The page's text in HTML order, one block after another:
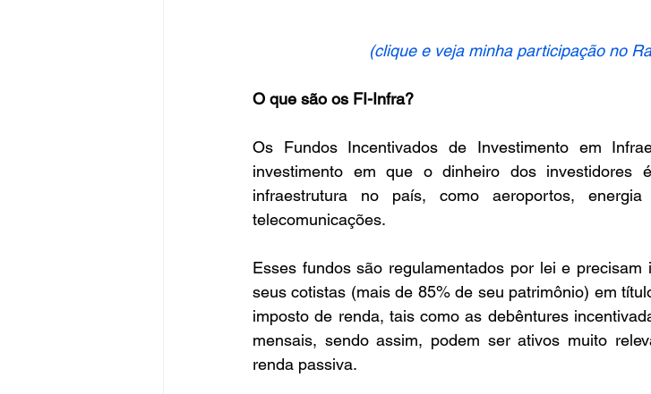
(clique e veja minha participação no
O que são os FI-Infra?
Os Fundos Incentivados de Investimento em
investimento em que o dinheiro dos investidores
infraestrutura no país, como aeroportos,
telecomunicações.
Esses fundos são regulamentados por lei e
seus cotistas (mais de 85% de seu patrimônio) em
imposto de renda, tais como as debêntures
mensais, sendo assim, podem ser ativos muito
renda passiva.